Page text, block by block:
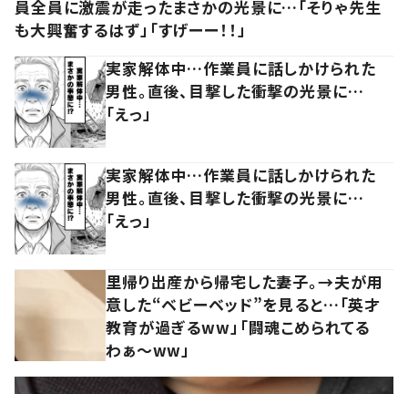
員全員に激震が走ったまさかの光景に…「そりゃ先生
も大興奮するはず」「すげーー！！」
実家解体中…作業員に話しかけられた
男性。直後、目撃した衝撃の光景に…
「えっ」
実家解体中…作業員に話しかけられた
男性。直後、目撃した衝撃の光景に…
「えっ」
里帰り出産から帰宅した妻子。→夫が用
意した“ベビーベッド”を見ると…「英才
教育が過ぎるww」「闘魂こめられてる
わぁ～ww」